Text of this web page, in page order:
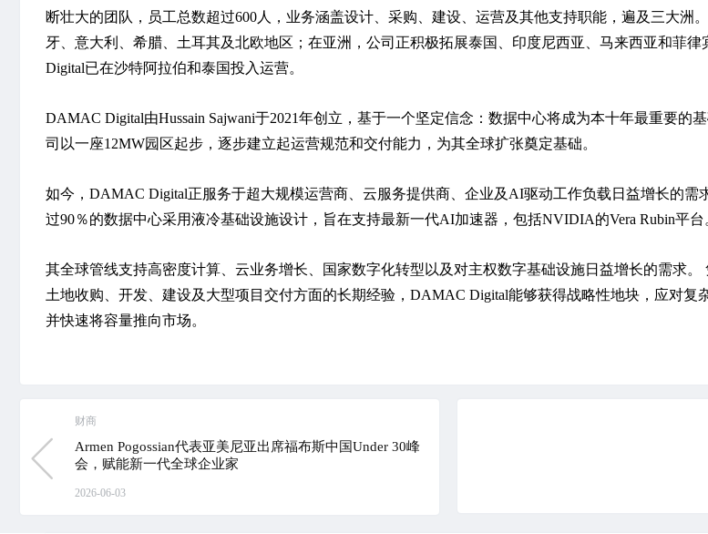
断壮大的团队，员工总数超过600人，业务涵盖设计、采购、建设、运营及其他支持职能，遍及三大洲
牙、意大利、希腊、土耳其及北欧地区；在亚洲，公司正积极拓展泰国、印度尼西亚、马来西亚和菲
Digital已在沙特阿拉伯和泰国投入运营。
DAMAC Digital由Hussain Sajwani于2021年创立，基于一个坚定信念：数据中心将成为本十年最重要的
司以一座12MW园区起步，逐步建立起运营规范和交付能力，为其全球扩张奠定基础。
如今，DAMAC Digital正服务于超大规模运营商、云服务提供商、企业及AI驱动工作负载日益增长的需
过90％的数据中心采用液冷基础设施设计，旨在支持最新一代AI加速器，包括NVIDIA的Vera Rubin平台
其全球管线支持高密度计算、云业务增长、国家数字化转型以及对主权数字基础设施日益增长的需求。
土地收购、开发、建设及大型项目交付方面的长期经验，DAMAC Digital能够获得战略性地块，应对复
并快速将容量推向市场。
财商
Armen Pogossian代表亚美尼亚出席福布斯中国Under 30峰
会，赋能新一代全球企业家
2026-06-03